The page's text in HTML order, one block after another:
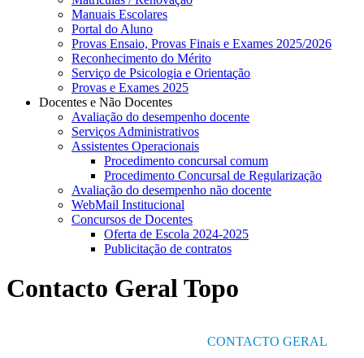
Manuais Escolares
Portal do Aluno
Provas Ensaio, Provas Finais e Exames 2025/2026
Reconhecimento do Mérito
Serviço de Psicologia e Orientação
Provas e Exames 2025
Docentes e Não Docentes
Avaliação do desempenho docente
Serviços Administrativos
Assistentes Operacionais
Procedimento concursal comum
Procedimento Concursal de Regularização
Avaliação do desempenho não docente
WebMail Institucional
Concursos de Docentes
Oferta de Escola 2024-2025
Publicitação de contratos
Contacto Geral Topo
CONTACTO GERAL